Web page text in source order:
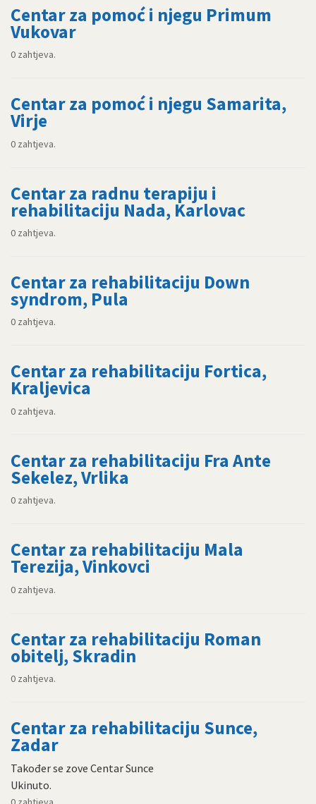
Centar za pomoć i njegu Primum
Vukovar
0 zahtjeva.
Centar za pomoć i njegu Samarita,
Virje
0 zahtjeva.
Centar za radnu terapiju i
rehabilitaciju Nada, Karlovac
0 zahtjeva.
Centar za rehabilitaciju Down
syndrom, Pula
0 zahtjeva.
Centar za rehabilitaciju Fortica,
Kraljevica
0 zahtjeva.
Centar za rehabilitaciju Fra Ante
Sekelez, Vrlika
0 zahtjeva.
Centar za rehabilitaciju Mala
Terezija, Vinkovci
0 zahtjeva.
Centar za rehabilitaciju Roman
obitelj, Skradin
0 zahtjeva.
Centar za rehabilitaciju Sunce,
Zadar
Također se zove Centar Sunce
Ukinuto.